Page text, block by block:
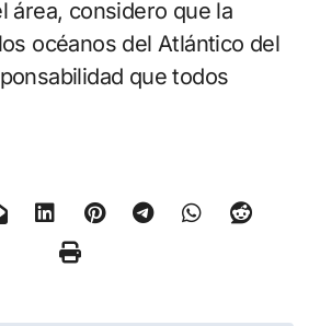
área, considero que la
océanos del Atlántico del
que todos